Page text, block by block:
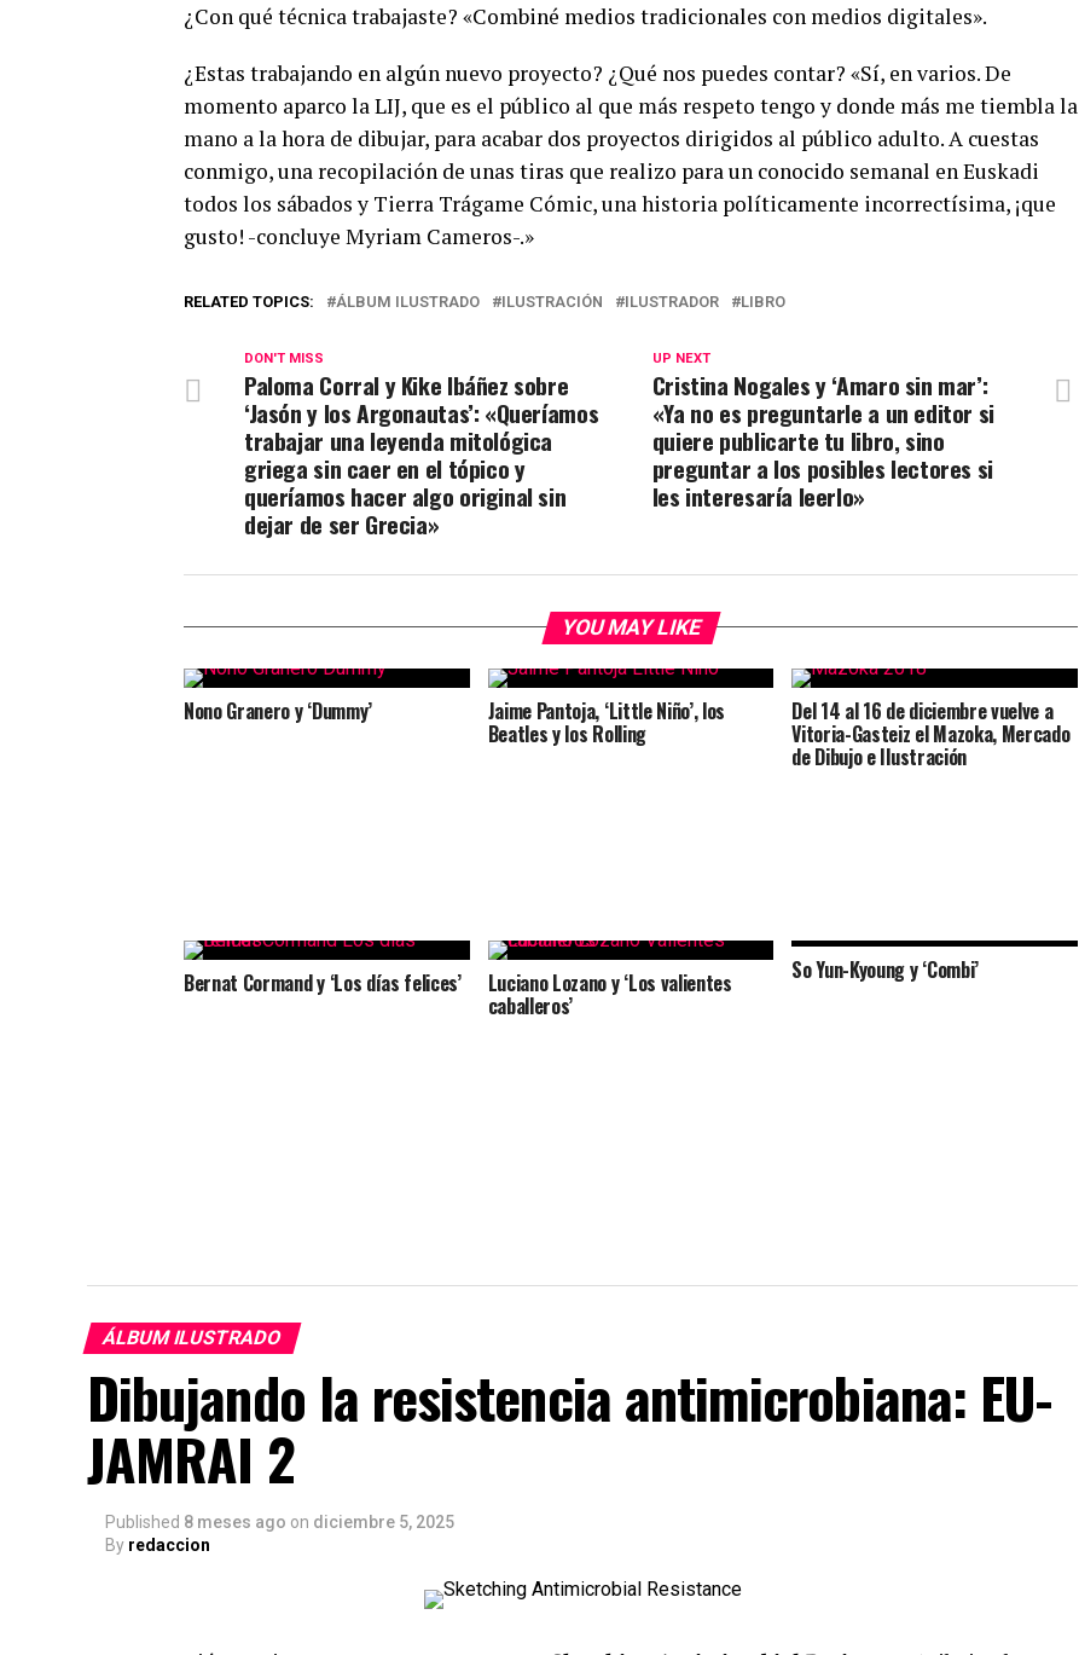
¿Con qué técnica trabajaste? «Combiné medios tradicionales con medios digitales».
¿Estas trabajando en algún nuevo proyecto? ¿Qué nos puedes contar? «Sí, en varios. De
momento aparco la LIJ, que es el público al que más respeto tengo y donde más me tiembla la
mano a la hora de dibujar, para acabar dos proyectos dirigidos al público adulto. A cuestas
conmigo, una recopilación de unas tiras que realizo para un conocido semanal en Euskadi
todos los sábados y Tierra Trágame Cómic, una historia políticamente incorrectísima, ¡que
gusto! -concluye Myriam Cameros-.»
RELATED TOPICS: ÁLBUM ILUSTRADO ILUSTRACIÓN ILUSTRADOR LIBRO
UP NEXT
Cristina Nogales y ‘Amaro sin mar’:
«Ya no es preguntarle a un editor si
quiere publicarte tu libro, sino
preguntar a los posibles lectores si
les interesaría leerlo»
DON'T MISS
Paloma Corral y Kike Ibáñez sobre
‘Jasón y los Argonautas’: «Queríamos
trabajar una leyenda mitológica
griega sin caer en el tópico y
queríamos hacer algo original sin
dejar de ser Grecia»
YOU MAY LIKE
Nono Granero y ‘Dummy’ Jaime Pantoja, ‘Little Niño’, los
Beatles y los Rolling
Del 14 al 16 de diciembre vuelve a
Vitoria-Gasteiz el Mazoka, Mercado
de Dibujo e Ilustración
Bernat Cormand y ‘Los días felices’ Luciano Lozano y ‘Los valientes
caballeros’
So Yun-Kyoung y ‘Combi’
ÁLBUM ILUSTRADO
Dibujando la resistencia antimicrobiana: EU-
JAMRAI 2
Published 8 meses ago on diciembre 5, 2025
By redaccion